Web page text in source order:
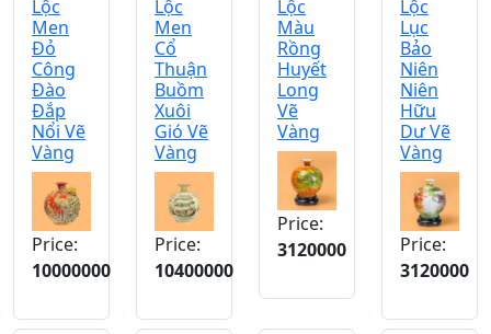
Lộc
Men
Đỏ
Công
Đào
Đắp
Nổi Vẽ
Vàng
Price:
10000000
Lộc
Men
Cổ
Thuận
Buồm
Xuôi
Gió Vẽ
Vàng
Price:
10400000
Lộc
Màu
Rồng
Huyết
Long
Vẽ
Vàng
Price:
3120000
Lộc
Lục
Bảo
Niên
Niên
Hữu
Dư Vẽ
Vàng
Price:
3120000